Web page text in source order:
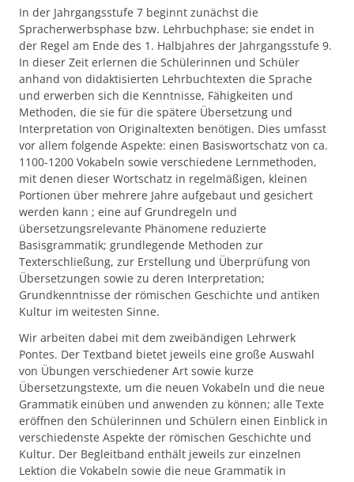
In der Jahrgangsstufe 7 beginnt zunächst die
Spracherwerbsphase bzw. Lehrbuchphase; sie endet in
der Regel am Ende des 1. Halbjahres der Jahrgangsstufe 9.
In dieser Zeit erlernen die Schülerinnen und Schüler
anhand von didaktisierten Lehrbuchtexten die Sprache
und erwerben sich die Kenntnisse, Fähigkeiten und
Methoden, die sie für die spätere Übersetzung und
Interpretation von Originaltexten benötigen. Dies umfasst
vor allem folgende Aspekte: einen Basiswortschatz von ca.
1100-1200 Vokabeln sowie verschiedene Lernmethoden,
mit denen dieser Wortschatz in regelmäßigen, kleinen
Portionen über mehrere Jahre aufgebaut und gesichert
werden kann ; eine auf Grundregeln und
übersetzungsrelevante Phänomene reduzierte
Basisgrammatik; grundlegende Methoden zur
Texterschließung, zur Erstellung und Überprüfung von
Übersetzungen sowie zu deren Interpretation;
Grundkenntnisse der römischen Geschichte und antiken
Kultur im weitesten Sinne.
Wir arbeiten dabei mit dem zweibändigen Lehrwerk
Pontes. Der Textband bietet jeweils eine große Auswahl
von Übungen verschiedener Art sowie kurze
Übersetzungstexte, um die neuen Vokabeln und die neue
Grammatik einüben und anwenden zu können; alle Texte
eröffnen den Schülerinnen und Schülern einen Einblick in
verschiedenste Aspekte der römischen Geschichte und
Kultur. Der Begleitband enthält jeweils zur einzelnen
Lektion die Vokabeln sowie die neue Grammatik in